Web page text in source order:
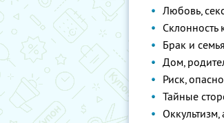
Любовь,
Склонность
Брак и семья
Дом,
Риск,
Тайные
Оккультизм,